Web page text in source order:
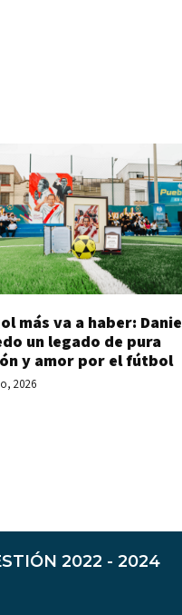
más va a haber:
un legado de pura
y amor por el fútbol
2026
2022 - 2024